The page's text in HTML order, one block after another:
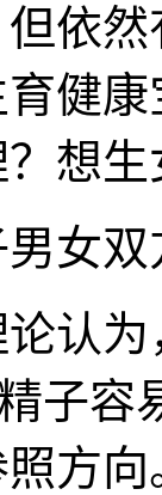
依
健
想
女双
为
子容
方